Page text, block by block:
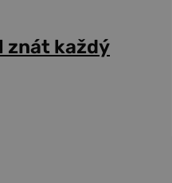
znát každý